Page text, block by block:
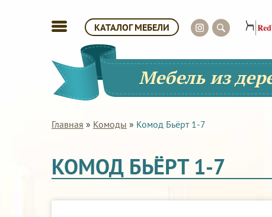
КАТАЛОГ МЕБЕЛИ
Мебель из
Главная » Комоды » Комод Бьёрт 1-7
КОМОД БЬЁРТ 1-7